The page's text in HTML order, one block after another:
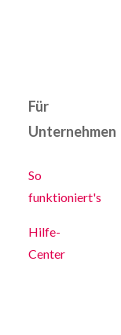
Für
Unternehmen
So
funktioniert's
Hilfe-
Center